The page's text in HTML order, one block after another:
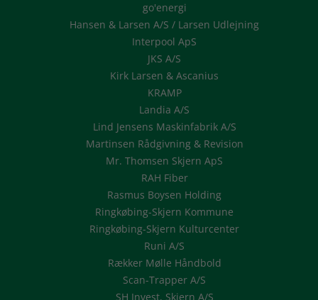
go'energi
Hansen & Larsen A/S / Larsen Udlejning
Interpool ApS
JKS A/S
Kirk Larsen & Ascanius
KRAMP
Landia A/S
Lind Jensens Maskinfabrik A/S
Martinsen Rådgivning & Revision
Mr. Thomsen Skjern ApS
RAH Fiber
Rasmus Boysen Holding
Ringkøbing-Skjern Kommune
Ringkøbing-Skjern Kulturcenter
Runi A/S
Rækker Mølle Håndbold
Scan-Trapper A/S
SH Invest, Skjern A/S